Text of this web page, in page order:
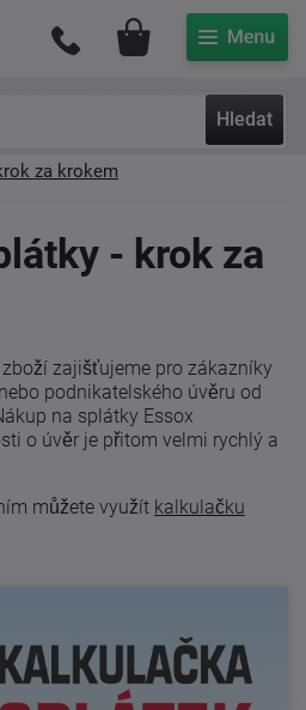
Hledat
Můj účet
za krokem
- krok za
zajišťujeme pro zákazníky
podnikatelského úvěru od
na splátky Essox
o úvěr je přitom velmi rychlý a
můžete využít kalkulačku